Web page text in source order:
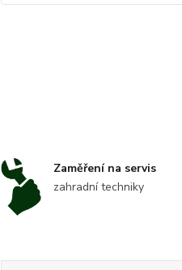
Zaměření na servis
zahradní techniky